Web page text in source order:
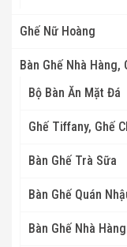
Ghế Nữ Hoàng
Bàn Ghế Nhà Hàng,
Bộ Bàn Ăn Mặt Đá
Ghế Tiffany, Ghế
Bàn Ghế Trà Sữa
Bàn Ghế Quán
Bàn Ghế Nhà